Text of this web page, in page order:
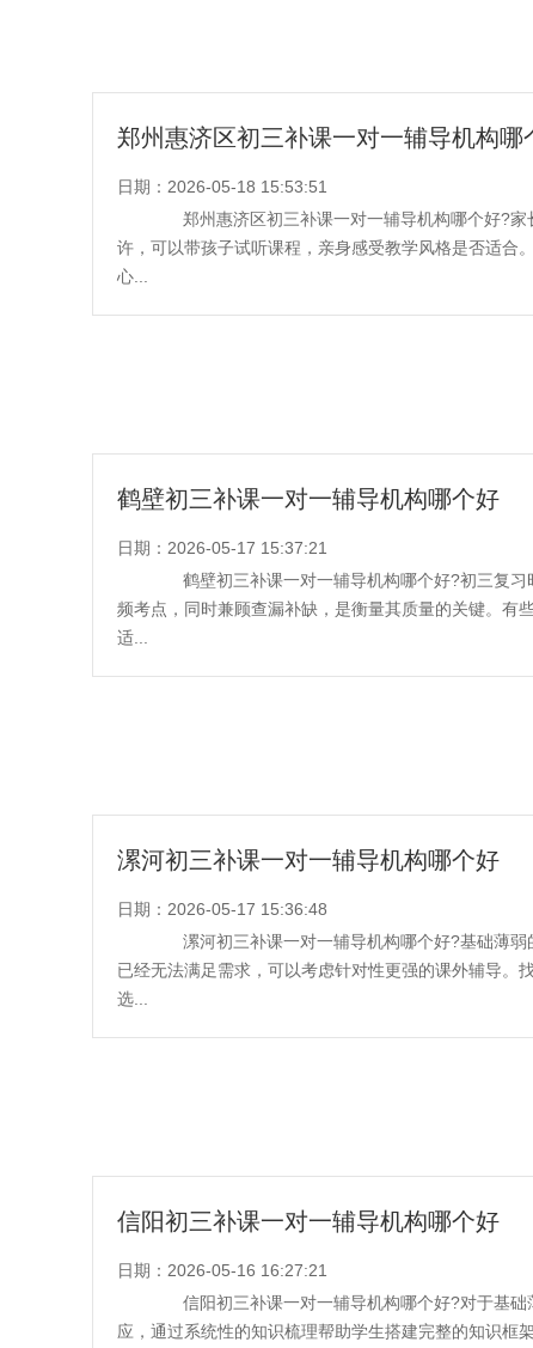
郑州惠济区初三补课一对一辅导机构哪
日期：2026-05-18 15:53:51
郑州惠济区初三补课一对一辅导机构哪个好?家
许，可以带孩子试听课程，亲身感受教学风格是否适合
心...
鹤壁初三补课一对一辅导机构哪个好
日期：2026-05-17 15:37:21
鹤壁初三补课一对一辅导机构哪个好?初三复习
频考点，同时兼顾查漏补缺，是衡量其质量的关键。有
适...
漯河初三补课一对一辅导机构哪个好
日期：2026-05-17 15:36:48
漯河初三补课一对一辅导机构哪个好?基础薄弱
已经无法满足需求，可以考虑针对性更强的课外辅导。
选...
信阳初三补课一对一辅导机构哪个好
日期：2026-05-16 16:27:21
信阳初三补课一对一辅导机构哪个好?对于基础
应，通过系统性的知识梳理帮助学生搭建完整的知识框